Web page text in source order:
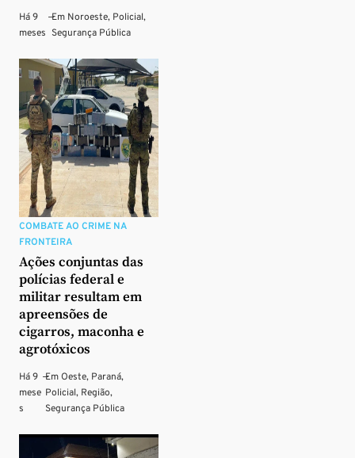
Há 9
meses
—Em Noroeste, Policial,
Segurança Pública
COMBATE AO CRIME NA
FRONTEIRA
Ações conjuntas das
polícias federal e
militar resultam em
apreensões de
cigarros, maconha e
agrotóxicos
Há 9
mese
s
—EmOeste, Paraná,
Policial, Região,
Segurança Pública